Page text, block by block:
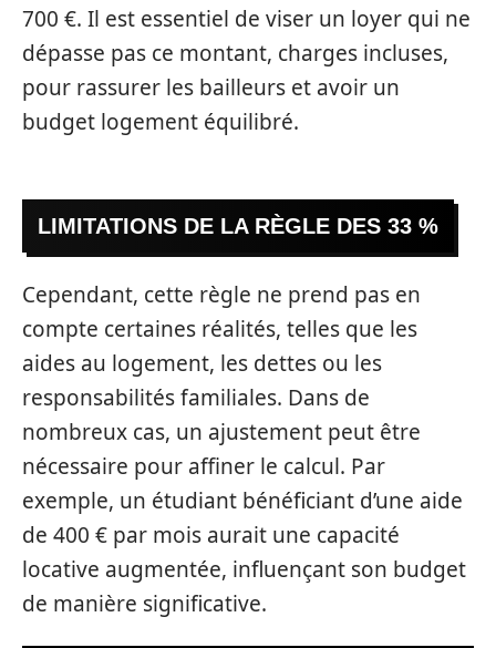
700 €. Il est essentiel de viser un loyer qui ne
dépasse pas ce montant, charges incluses,
pour rassurer les bailleurs et avoir un
budget logement équilibré.
LIMITATIONS DE LA RÈGLE DES 33 %
Cependant, cette règle ne prend pas en
compte certaines réalités, telles que les
aides au logement, les dettes ou les
responsabilités familiales. Dans de
nombreux cas, un ajustement peut être
nécessaire pour affiner le calcul. Par
exemple, un étudiant bénéficiant d’une aide
de 400 € par mois aurait une capacité
locative augmentée, influençant son budget
de manière significative.